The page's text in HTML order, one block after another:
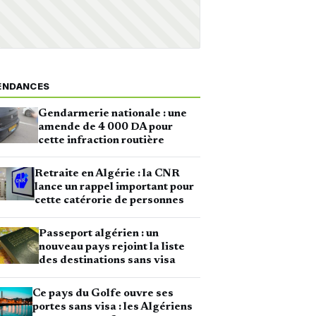
Gendarmerie nationale : une
amende de 4 000 DA pour
cette infraction routière
Retraite en Algérie : la CNR
lance un rappel important pour
cette catérorie de personnes
Passeport algérien : un
nouveau pays rejoint la liste
des destinations sans visa
Ce pays du Golfe ouvre ses
portes sans visa : les Algériens